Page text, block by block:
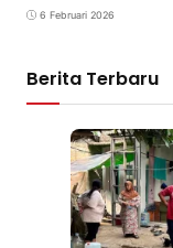
6 Februari 2026
Berita Terbaru